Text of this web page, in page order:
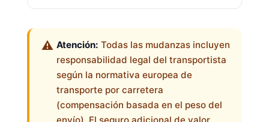
Atención: Todas las mudanzas incluyen
responsabilidad legal del transportista
según la normativa europea de
transporte por carretera
(compensación basada en el peso del